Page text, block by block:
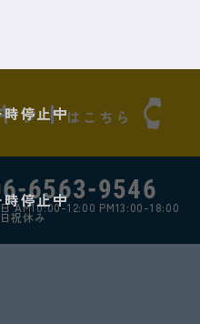
ットはこちら
停止中
6563-9546
AM10:00-12:00 PM13:00-18:00
祝休み
停止中